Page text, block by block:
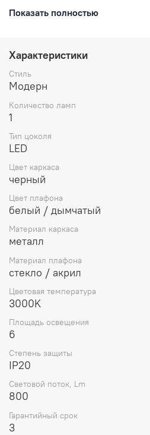
прекрасным дополнением к
обстановку для работы или
делает его экономичным в
выбор для тех, кто ценит
Показать полностью
Характеристики
Стиль
Модерн
Количество ламп
1
Тип цоколя
LED
Цвет каркаса
черный
Цвет плафона
белый / дымчатый
Материал каркаса
металл
Материал плафона
стекло / акрил
Цветовая температура
3000K
Площадь освещения
6
Степень защиты
IP20
Световой поток, Lm
800
Гарантийный срок
3